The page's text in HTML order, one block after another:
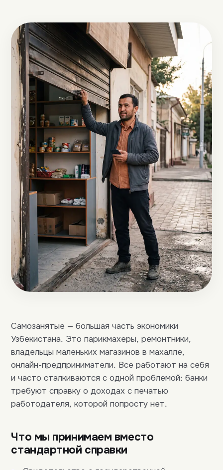
Самозанятые — большая часть экономики
Узбекистана. Это парикмахеры, ремонтники,
владельцы маленьких магазинов в махалле,
онлайн-предприниматели. Все работают на себя
и часто сталкиваются с одной проблемой: банки
требуют справку о доходах с печатью
работодателя, которой попросту нет.
Что мы принимаем вместо
стандартной справки